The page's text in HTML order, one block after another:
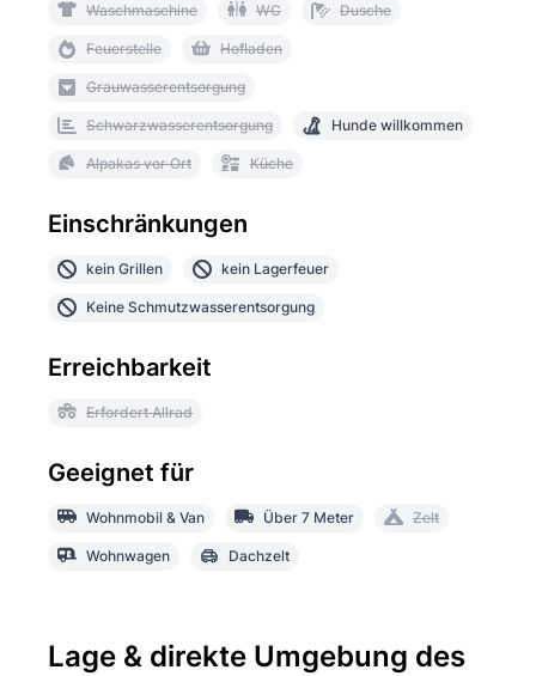
Waschmaschine WC Dusche
Feuerstelle Hofladen
Grauwasserentsorgung
Schwarzwasserentsorgung Hunde willkommen
Alpakas vor Ort Küche
Einschränkungen
kein Grillen kein Lagerfeuer
Keine Schmutzwasserentsorgung
Erreichbarkeit
Erfordert Allrad
Geeignet für
Wohnmobil & Van Über 7 Meter Zelt
Wohnwagen Dachzelt
Lage & direkte Umgebung des